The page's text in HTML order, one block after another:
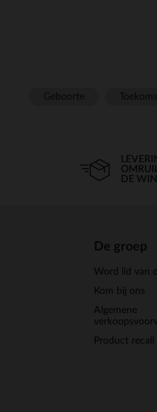
DE
De groep
Word lid van
Kom bij ons
Algemene
Product recall